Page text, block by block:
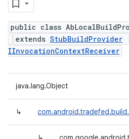
public class
extends StubBuildProvider
IInvocationContextReceiver
java.lang.Object
↳